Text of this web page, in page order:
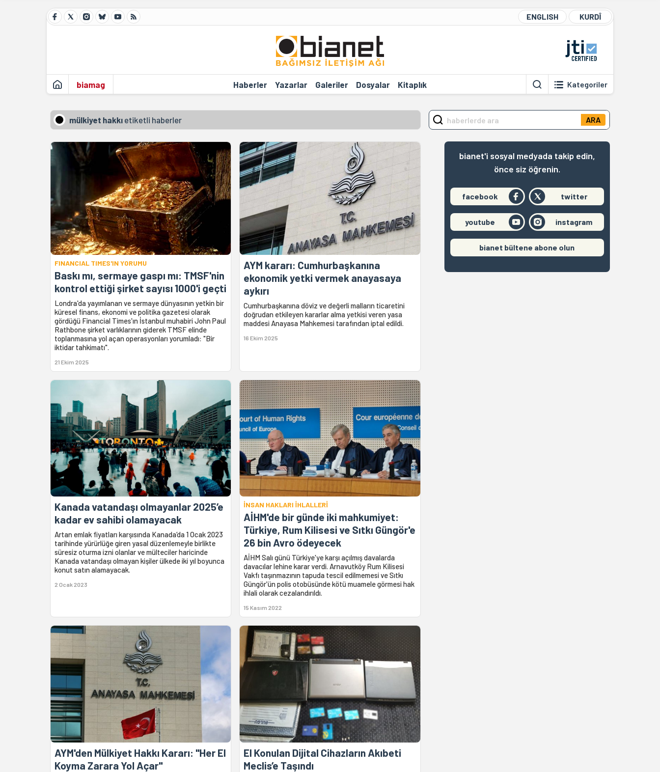
ENGLISH KURDÎ
biamag Haberler Yazarlar Galeriler Dosyalar Kitaplık Kategoriler
mülkiyet hakkı etiketli haberler
FINANCIAL TIMES'IN YORUMU
Baskı mı, sermaye gaspı mı: TMSF'nin
kontrol ettiği şirket sayısı 1000'i geçti
Londra'da yayımlanan ve sermaye dünyasının yetkin bir
küresel finans, ekonomi ve politika gazetesi olarak
gördüğü Financial Times'ın İstanbul muhabiri John Paul
Rathbone şirket varlıklarının giderek TMSF elinde
toplanmasına yol açan operasyonları yorumladı: "Bir
iktidar tahkimatı".
21 Ekim 2025
AYM kararı: Cumhurbaşkanına
ekonomik yetki vermek anayasaya
aykırı
Cumhurbaşkanına döviz ve değerli malların ticaretini
doğrudan etkileyen kararlar alma yetkisi veren yasa
maddesi Anayasa Mahkemesi tarafından iptal edildi.
16 Ekim 2025
Kanada vatandaşı olmayanlar 2025’e
kadar ev sahibi olamayacak
Artan emlak fiyatları karşısında Kanada’da 1 Ocak 2023
tarihinde yürürlüğe giren yasal düzenlemeyle birlikte
süresiz oturma izni olanlar ve mülteciler haricinde
Kanada vatandaşı olmayan kişiler ülkede iki yıl boyunca
konut satın alamayacak.
2 Ocak 2023
İNSAN HAKLARI İHLALLERİ
AİHM'de bir günde iki mahkumiyet:
Türkiye, Rum Kilisesi ve Sıtkı Güngör'e
26 bin Avro ödeyecek
AİHM Salı günü Türkiye'ye karşı açılmış davalarda
davacılar lehine karar verdi. Arnavutköy Rum Kilisesi
Vakfı taşınmazının tapuda tescil edilmemesi ve Sıtkı
Güngör'ün polis otobüsünde kötü muamele görmesi hak
ihlali olarak cezalandırıldı.
15 Kasım 2022
AYM'den Mülkiyet Hakkı Kararı: "Her El
Koyma Zarara Yol Açar"
El Konulan Dijital Cihazların Akıbeti
Meclis’e Taşındı
ARA
bianet'i sosyal medyada takip edin,
önce siz öğrenin.
facebook twitter
youtube instagram
bianet bültene abone olun